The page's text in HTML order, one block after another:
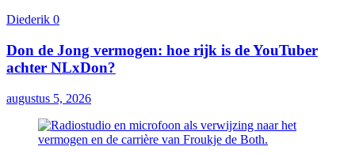
Diederik 0
Don de Jong vermogen: hoe rijk is de YouTuber
achter NLxDon?
augustus 5, 2026